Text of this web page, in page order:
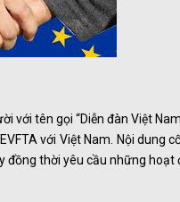
với tên gọi “Diễn đàn Việt
với Việt Nam. Nội dung
đồng thời yêu cầu những